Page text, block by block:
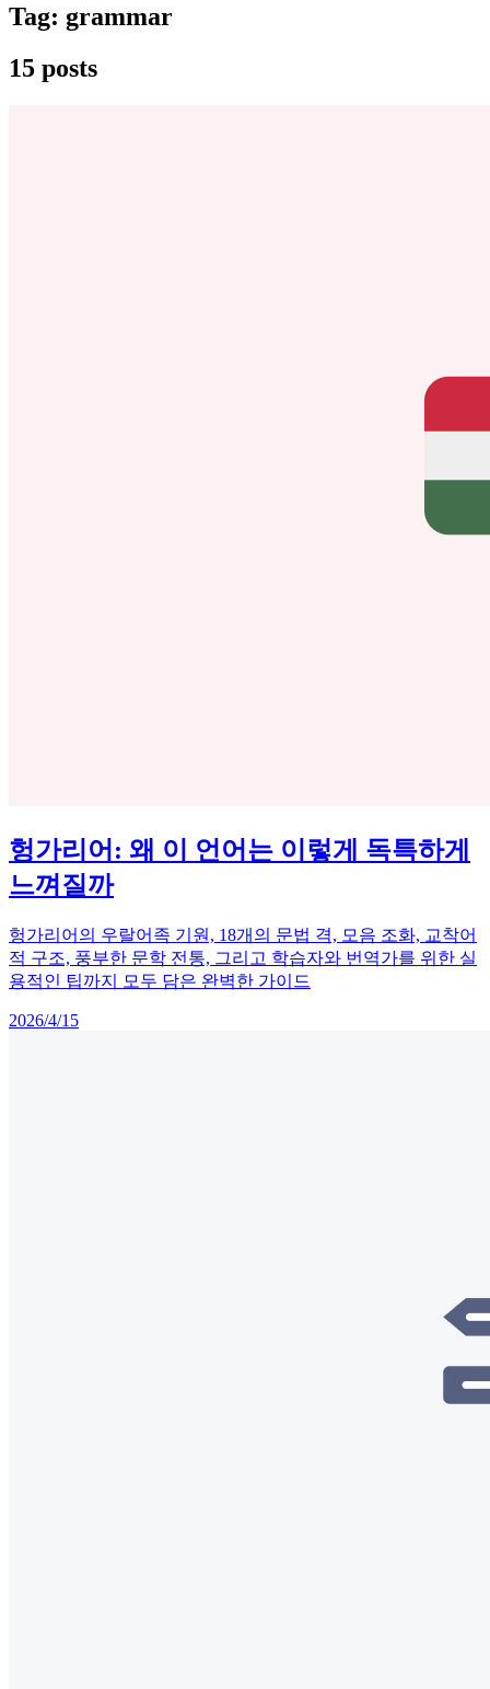
Tag: grammar
15 posts
헝가리어: 왜 이 언어는 이렇게 독특하게
느껴질까
헝가리어의 우랄어족 기원, 18개의 문법 격, 모음 조화, 교착어
적 구조, 풍부한 문학 전통, 그리고 학습자와 번역가를 위한 실
용적인 팁까지 모두 담은 완벽한 가이드
2026/4/15